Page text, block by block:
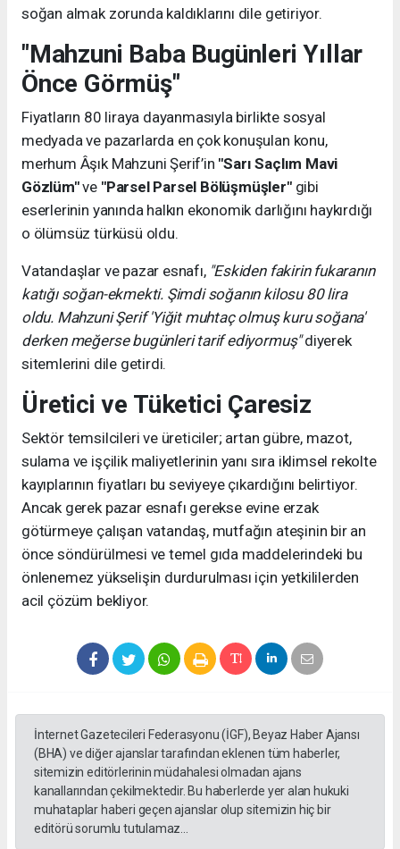
soğan almak zorunda kaldıklarını dile getiriyor.
"Mahzuni Baba Bugünleri Yıllar
Önce Görmüş"
Fiyatların 80 liraya dayanmasıyla birlikte sosyal
medyada ve pazarlarda en çok konuşulan konu,
merhum Âşık Mahzuni Şerif’in "Sarı Saçlım Mavi
Gözlüm"ve "Parsel Parsel Bölüşmüşler"gibi
eserlerinin yanında halkın ekonomik darlığını haykırdığı
o ölümsüz türküsü oldu.
Vatandaşlar ve pazar esnafı, "Eskiden fakirin fukaranın
katığı soğan-ekmekti. Şimdi soğanın kilosu 80 lira
oldu. Mahzuni Şerif 'Yiğit muhtaç olmuş kuru soğana'
derken meğerse bugünleri tarif ediyormuş"diyerek
sitemlerini dile getirdi.
Üretici ve Tüketici Çaresiz
Sektör temsilcileri ve üreticiler; artan gübre, mazot,
sulama ve işçilik maliyetlerinin yanı sıra iklimsel rekolte
kayıplarının fiyatları bu seviyeye çıkardığını belirtiyor.
Ancak gerek pazar esnafı gerekse evine erzak
götürmeye çalışan vatandaş, mutfağın ateşinin bir an
önce söndürülmesi ve temel gıda maddelerindeki bu
önlenemez yükselişin durdurulması için yetkililerden
acil çözüm bekliyor.
İnternet Gazetecileri Federasyonu (İGF), Beyaz Haber Ajansı
(BHA) ve diğer ajanslar tarafından eklenen tüm haberler,
sitemizin editörlerinin müdahalesi olmadan ajans
kanallarından çekilmektedir. Bu haberlerde yer alan hukuki
muhataplar haberi geçen ajanslar olup sitemizin hiç bir
editörü sorumlu tutulamaz...